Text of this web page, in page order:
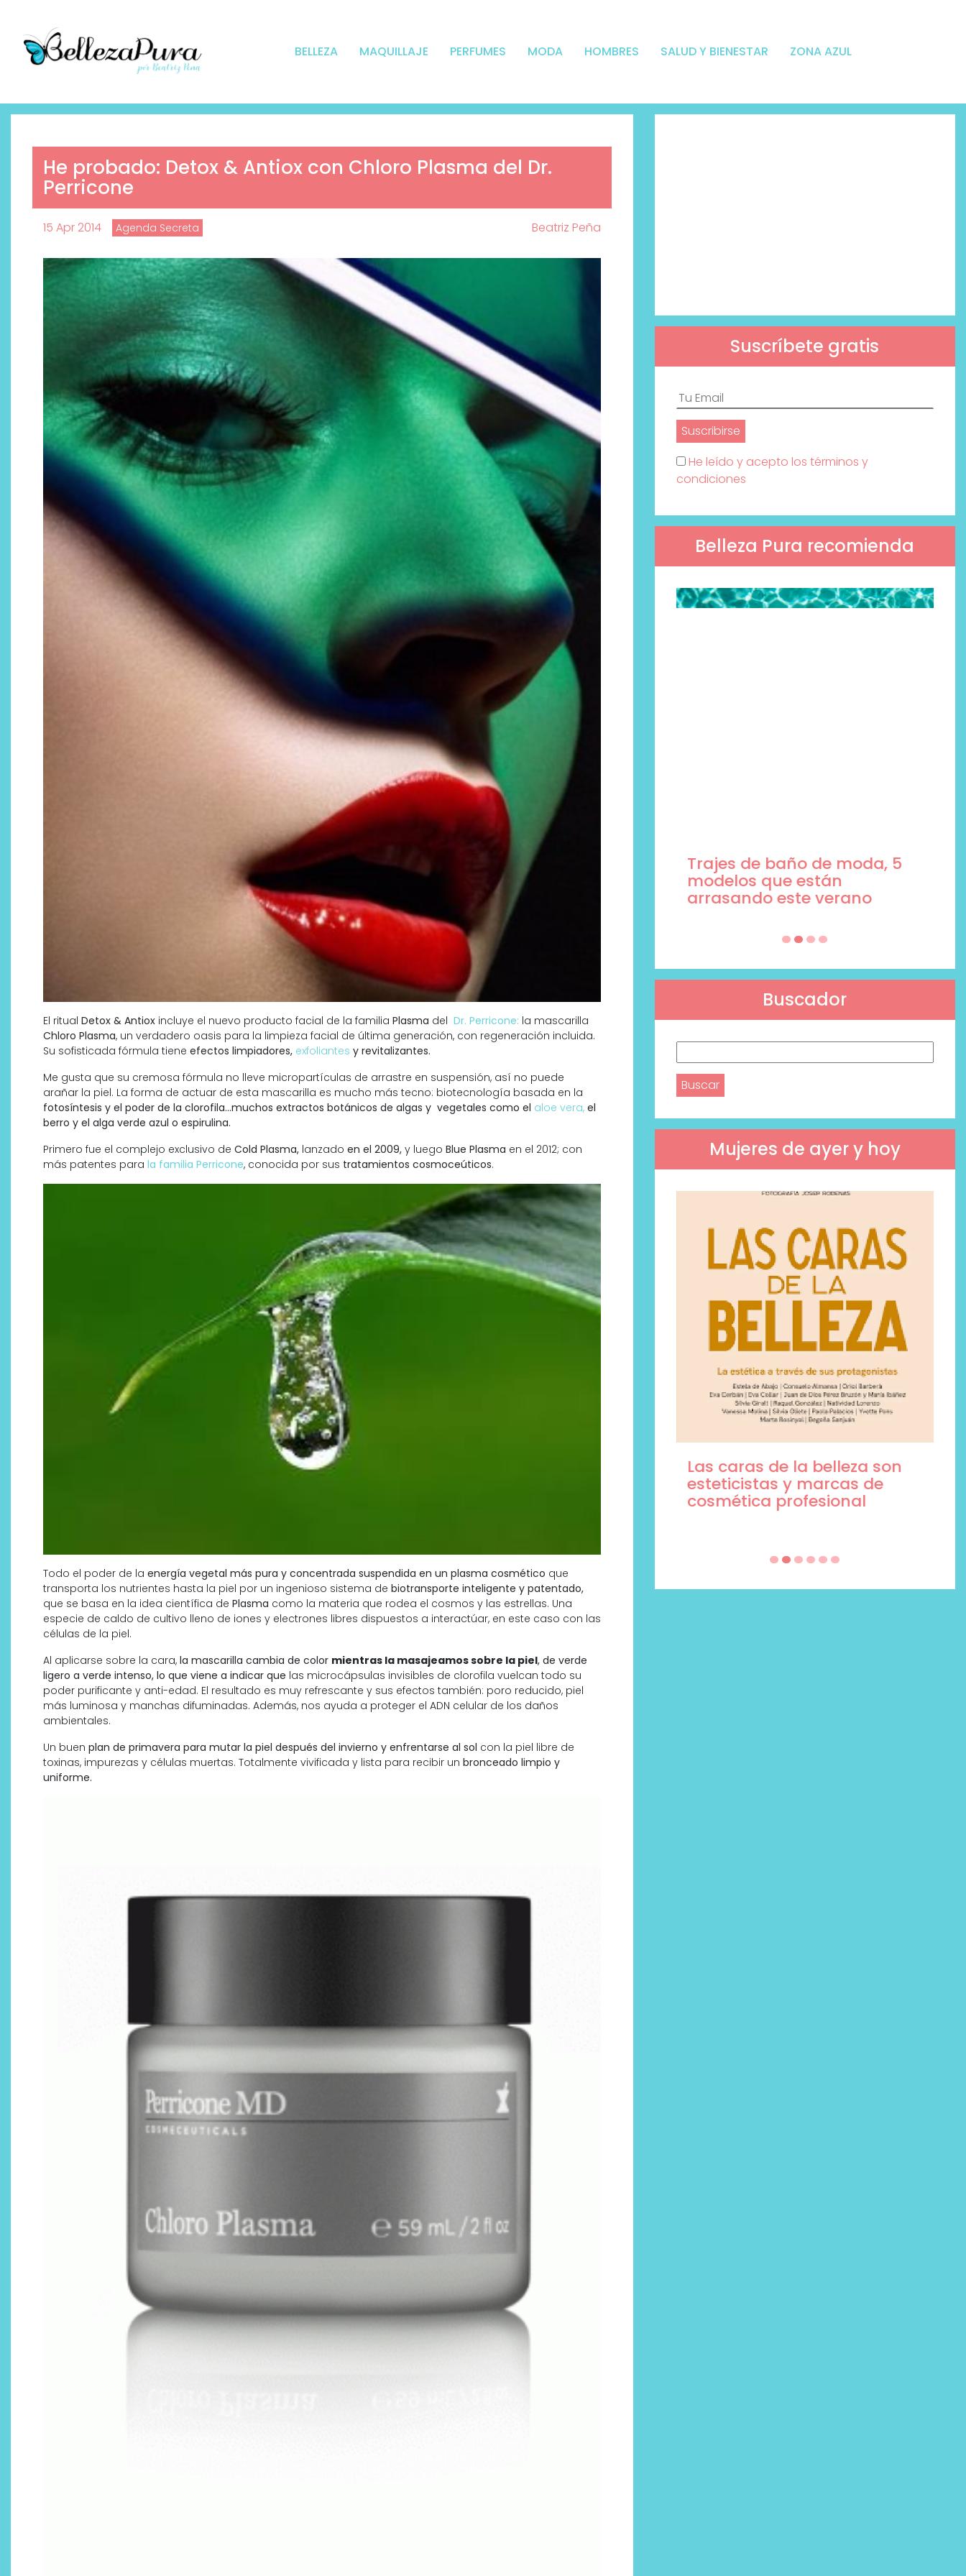
BELLEZA MAQUILLAJE PERFUMES MODA HOMBRES SALUD Y BIENESTAR ZONA AZUL
He probado: Detox & Antiox con Chloro Plasma del Dr.
Perricone
15 Apr 2014 Agenda Secreta Beatriz Peña
El ritual Detox & Antiox incluye el nuevo producto facial de la familia Plasma del Dr. Perricone: la mascarilla
Chloro Plasma, un verdadero oasis para la limpieza facial de última generación, con regeneración incluida.
Su sofisticada fórmula tiene efectos limpiadores, exfoliantes y revitalizantes.
Me gusta que su cremosa fórmula no lleve micropartículas de arrastre en suspensión, así no puede
arañar la piel. La forma de actuar de esta mascarilla es mucho más tecno: biotecnología basada en la
fotosíntesis y el poder de la clorofila…muchos extractos botánicos de algas y vegetales como el aloe vera, el
berro y el alga verde azul o espirulina.
Primero fue el complejo exclusivo de Cold Plasma, lanzado en el 2009, y luego Blue Plasma en el 2012; con
más patentes para la familia Perricone, conocida por sus tratamientos cosmoceúticos.
Todo el poder de la energía vegetal más pura y concentrada suspendida en un plasma cosmético que
transporta los nutrientes hasta la piel por un ingenioso sistema de biotransporte inteligente y patentado,
que se basa en la idea científica de Plasma como la materia que rodea el cosmos y las estrellas. Una
especie de caldo de cultivo lleno de iones y electrones libres dispuestos a interactúar, en este caso con las
células de la piel.
Al aplicarse sobre la cara, la mascarilla cambia de color mientras la masajeamos sobre la piel, de verde
ligero a verde intenso, lo que viene a indicar que las microcápsulas invisibles de clorofila vuelcan todo su
poder purificante y anti-edad. El resultado es muy refrescante y sus efectos también: poro reducido, piel
más luminosa y manchas difuminadas. Además, nos ayuda a proteger el ADN celular de los daños
ambientales.
Un buen plan de primavera para mutar la piel después del invierno y enfrentarse al sol con la piel libre de
toxinas, impurezas y células muertas. Totalmente vivificada y lista para recibir un bronceado limpio y
uniforme.
Suscríbete gratis
He leído y acepto los términos y
condiciones
Belleza Pura recomienda
Descubre cómo la cosmética
profesional va desde las
cabinas a tu rutina diaria
Por qué los bálsamos de CBD
tópico se han convertido en
uno de los productos de
bienestar más buscados
Trajes de baño de moda, 5
modelos que están
arrasando este verano
Buscador
Mujeres de ayer y hoy
¿Qué revelan las zapatillas Las caras de la belleza son
esteticistas y marcas de
cosmética profesional